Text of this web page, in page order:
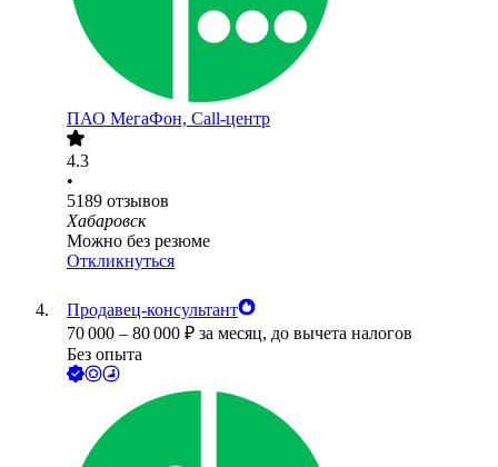
ПАО МегаФон, Call-центр
4.3
•
5189 отзывов
Хабаровск
Можно без резюме
Откликнуться
Продавец-консультант
70 000 – 80 000 ₽ за месяц, до вычета налогов
Без опыта